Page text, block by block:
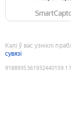
Калі ў вас узніклі
сувязі
9188935361932440159: